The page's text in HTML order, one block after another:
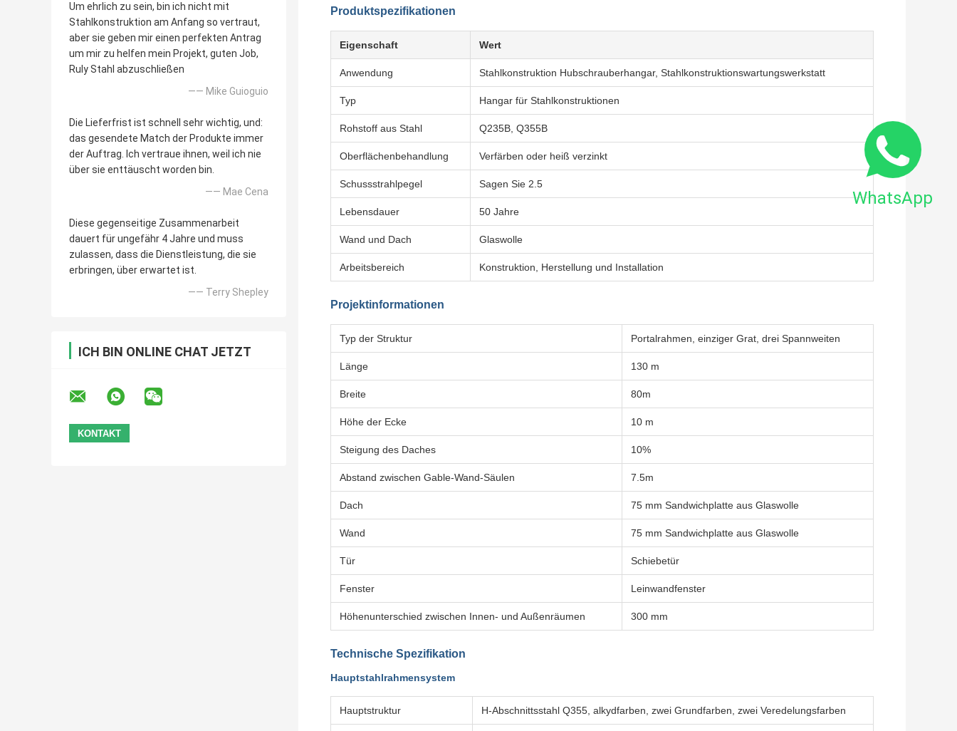
Um ehrlich zu sein, bin ich nicht mit
Stahlkonstruktion am Anfang so vertraut,
aber sie geben mir einen perfekten Antrag
um mir zu helfen mein Projekt, guten Job,
Ruly Stahl abzuschließen
—— Mike Guioguio
Die Lieferfrist ist schnell sehr wichtig, und:
das gesendete Match der Produkte immer
der Auftrag. Ich vertraue ihnen, weil ich nie
über sie enttäuscht worden bin.
—— Mae Cena
Diese gegenseitige Zusammenarbeit
dauert für ungefähr 4 Jahre und muss
zulassen, dass die Dienstleistung, die sie
erbringen, über erwartet ist.
—— Terry Shepley
ICH BIN ONLINE CHAT JETZT
Produktspezifikationen
Eigenschaft Wert
Anwendung Stahlkonstruktion Hubschrauberhangar, Stahlkonstruktionswartungswerkstatt
Typ Hangar für Stahlkonstruktionen
Rohstoff aus Stahl Q235B, Q355B
Oberflächenbehandlung Verfärben oder heiß verzinkt
Schussstrahlpegel Sagen Sie 2.5
Lebensdauer 50 Jahre
Wand und Dach Glaswolle
Arbeitsbereich Konstruktion, Herstellung und Installation
Projektinformationen
Typ der Struktur Portalrahmen, einziger Grat, drei Spannweiten
Länge 130 m
Breite 80m
Höhe der Ecke 10 m
Steigung des Daches 10%
Abstand zwischen Gable-Wand-Säulen 7.5m
Dach 75 mm Sandwichplatte aus Glaswolle
Wand 75 mm Sandwichplatte aus Glaswolle
Tür Schiebetür
Fenster Leinwandfenster
Höhenunterschied zwischen Innen- und Außenräumen 300 mm
Technische Spezifikation
Hauptstahlrahmensystem
Hauptstruktur H-Abschnittsstahl Q355, alkydfarben, zwei Grundfarben, zwei Veredelungsfarben
WhatsApp